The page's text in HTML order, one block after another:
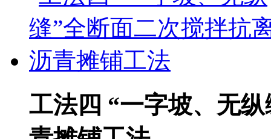
工法四 “一字坡、无